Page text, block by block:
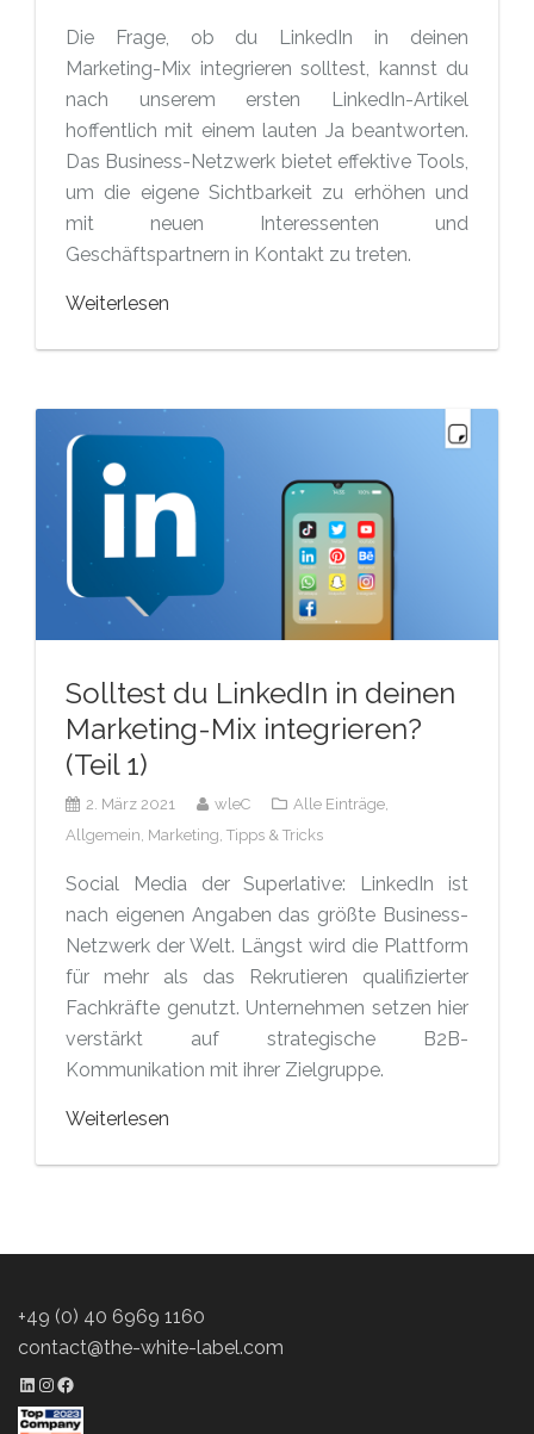
Die Frage, ob du LinkedIn in deinen
Marketing-Mix integrieren solltest, kannst du
nach unserem ersten LinkedIn-Artikel
hoffentlich mit einem lauten Ja beantworten.
Das Business-Netzwerk bietet effektive Tools,
um die eigene Sichtbarkeit zu erhöhen und
mit neuen Interessenten und
Geschäftspartnern in Kontakt zu treten.
Weiterlesen
Solltest du LinkedIn in deinen
Marketing-Mix integrieren?
(Teil 1)
2. März 2021 wleC
Alle Einträge,
Allgemein, Marketing, Tipps & Tricks
Social Media der Superlative: LinkedIn ist
nach eigenen Angaben das größte Business-
Netzwerk der Welt. Längst wird die Plattform
für mehr als das Rekrutieren qualifizierter
Fachkräfte genutzt. Unternehmen setzen hier
verstärkt auf strategische B2B-
Kommunikation mit ihrer Zielgruppe.
Weiterlesen
+49 (0) 40 6969 1160
contact@the-white-label.com
LinkedIn Profil
Instagram Profil
Facebook Profil